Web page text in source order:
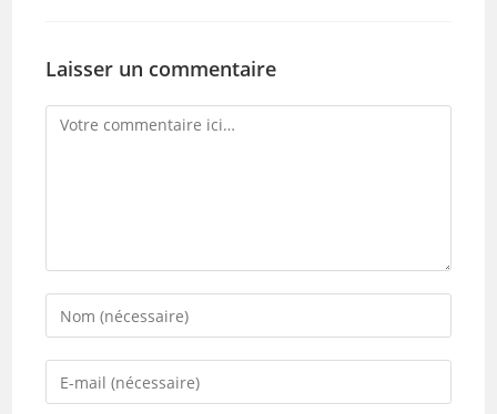
Laisser un commentaire
Comment
Enter
your
name
Enter
your